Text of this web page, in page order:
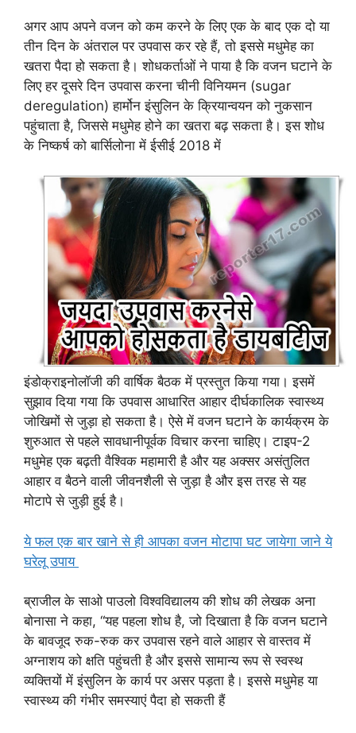
अगर आप अपने वजन को कम करने के लिए एक के बाद एक दो या
तीन दिन के अंतराल पर उपवास कर रहे हैं, तो इससे मधुमेह का
खतरा पैदा हो सकता है। शोधकर्ताओं ने पाया है कि वजन घटाने के
लिए हर दूसरे दिन उपवास करना चीनी विनियमन (sugar
deregulation) हार्मोन इंसुलिन के क्रियान्वयन को नुकसान
पहुंचाता है, जिससे मधुमेह होने का खतरा बढ़ सकता है। इस शोध
के निष्कर्ष को बार्सिलोना में ईसीई 2018 में
इंडोक्राइनोलॉजी की वार्षिक बैठक में प्रस्तुत किया गया। इसमें
सुझाव दिया गया कि उपवास आधारित आहार दीर्घकालिक स्वास्थ्य
जोखिमों से जुड़ा हो सकता है। ऐसे में वजन घटाने के कार्यक्रम के
शुरुआत से पहले सावधानीपूर्वक विचार करना चाहिए। टाइप-2
मधुमेह एक बढ़ती वैश्विक महामारी है और यह अक्सर असंतुलित
आहार व बैठने वाली जीवनशैली से जुड़ा है और इस तरह से यह
मोटापे से जुड़ी हुई है।
ये फल एक बार खाने से ही आपका वजन मोटापा घट जायेगा जाने ये
घरेलू उपाय
ब्राजील के साओ पाउलो विश्वविद्यालय की शोध की लेखक अना
बोनासा ने कहा, “यह पहला शोध है, जो दिखाता है कि वजन घटाने
के बावजूद रुक-रुक कर उपवास रहने वाले आहार से वास्तव में
अग्नाशय को क्षति पहुंचती है और इससे सामान्य रूप से स्वस्थ
व्यक्तियों में इंसुलिन के कार्य पर असर पड़ता है। इससे मधुमेह या
स्वास्थ्य की गंभीर समस्याएं पैदा हो सकती हैं